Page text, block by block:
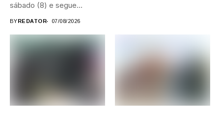
sábado (8) e segue
BY REDATOR 07/08/2026